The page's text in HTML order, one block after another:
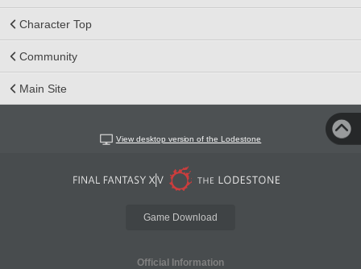
Character Top
Community
Main Site
View desktop version of the Lodestone
Game Download
Official Information